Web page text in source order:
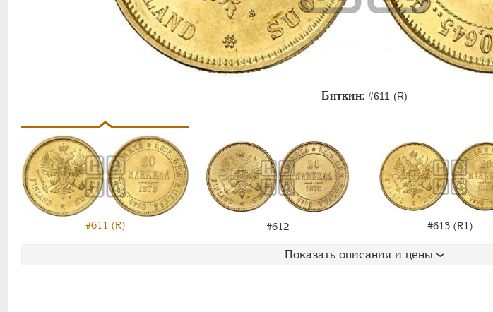
Биткин: #611 (R)
#611 (R) #612 #613 (R1)
Показать описания и цены